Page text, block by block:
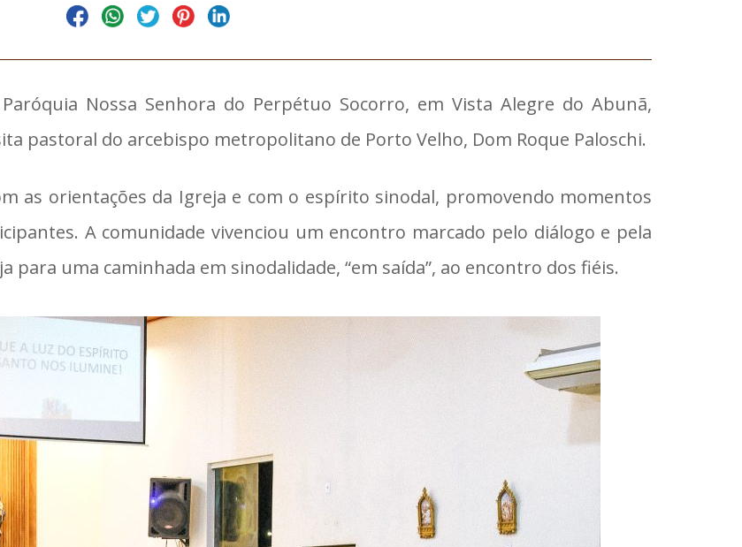
Nossa Senhora do Perpétuo Socorro, em Vista Alegre do Abunã,
pastoral do arcebispo metropolitano de Porto Velho, Dom Roque Paloschi.
as orientações da Igreja e com o espírito sinodal, promovendo momentos
A comunidade vivenciou um encontro marcado pelo diálogo e pela
uma caminhada em sinodalidade, “em saída”, ao encontro dos fiéis.